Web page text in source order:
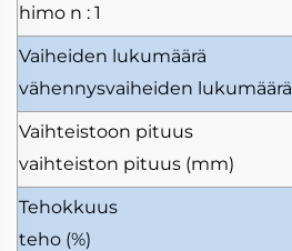
himo n : 1
Vaiheiden lukumäärä
vähennysvaiheiden lukumäärä
Vaihteistoon pituus
vaihteiston pituus (mm)
Tehokkuus
teho (%)